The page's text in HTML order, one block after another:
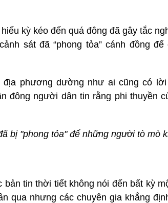
kỳ kéo đến quá đông đã gây tắc
sát đã “phong tỏa” cánh đồng
địa phương dường như ai cũng có
đông người dân tin rằng phi thuyền
bị "phong tỏa" để những người tò mò
bản tin thời tiết không nói đến bất kỳ
qua nhưng các chuyên gia khẳng